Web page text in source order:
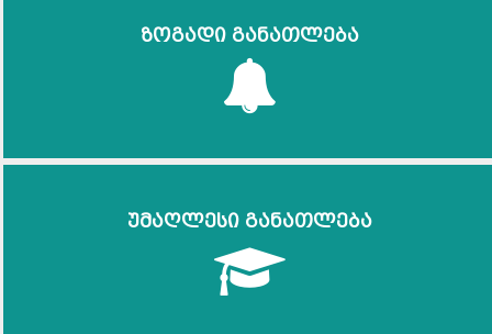
ზოგადი განათლება
უმაღლესი განათლება